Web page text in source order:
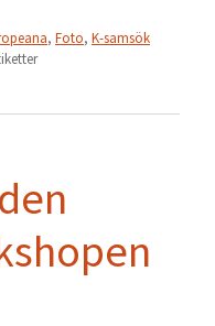
, Foto, K-samsök